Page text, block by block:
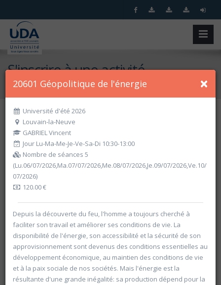
S'inscrire à une activité
Accueil S'inscrire à une activité
Recherche spécifique
Recherche par critères
×
20601 Géopolitique de l'énergie
Université d'été 2026
Louvain-la-Neuve
GABRIEL Vincent
Jour Lu-Ma-Me-Je-Ve-Sa-Di 10:30-13:00
Nombre de séances 5
(Lu.06/07/2026,Ma.07/07/2026,Me.08/07/2026,Je.09/07/2026,Ve.10/
07/2026)
120.00 €
Depuis la découverte du feu, l'homme a toujours cherché à
faciliter son travail et améliorer ses conditions de vie. La
disponibilité de l'énergie, son accessibilité et la sécurité de son
approvisionnement sont devenus des conditions essentielles au
développement économique, au maintien des conditions de vie
et à la paix sociale de nos sociétés. Mais l'énergie est la
résultante d'une grande inégalité: sa production dépend pour la